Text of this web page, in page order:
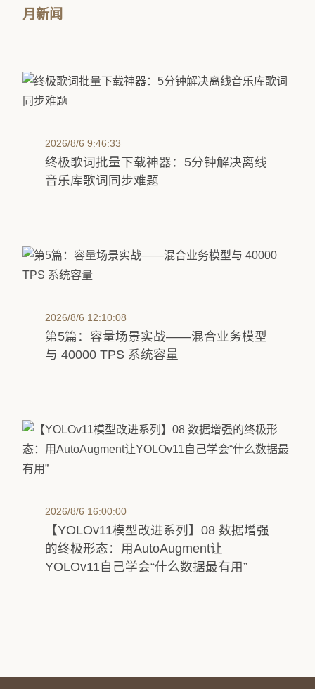
月新闻
2026/8/6 9:46:33
终极歌词批量下载神器：5分钟解决离线
音乐库歌词同步难题
2026/8/6 12:10:08
第5篇：容量场景实战——混合业务模型
与 40000 TPS 系统容量
2026/8/6 16:00:00
【YOLOv11模型改进系列】08 数据增强
的终极形态：用AutoAugment让
YOLOv11自己学会“什么数据最有用”